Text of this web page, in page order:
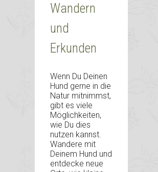
Wandern
und
Erkunden
Wenn Du Deinen
Hund gerne in die
Natur mitnimmst,
gibt es viele
Möglichkeiten,
wie Du dies
nutzen kannst.
Wandere mit
Deinem Hund und
entdecke neue